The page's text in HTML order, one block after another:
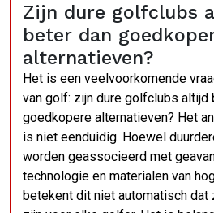
Zijn dure golfclubs
beter dan
alternatieven?
Het is een veelvoorkomende
van golf: zijn dure golfclubs altijd
goedkopere alternatieven? Het
is niet eenduidig. Hoewel
worden geassocieerd met
technologie en materialen van
betekent dit niet automatisch dat